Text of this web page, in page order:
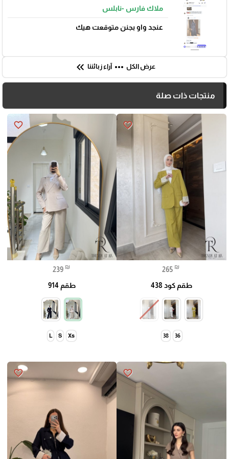
🎓
ملاك فارس -نابلس
عنجد واو بجنن متوقعت هيك
عرض الكل more_horiz آراء زبائننا keyboard_double_arrow_left
منتجات ذات صلة
favorite_border
265 ₪
طقم كود 438
36
38
favorite_border
239 ₪
طقم 914
Xs
S
L
favorite_border
favorite_border